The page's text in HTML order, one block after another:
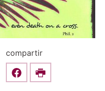
compartir
Share this on Facebook
Print